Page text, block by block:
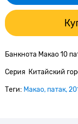
Банкнота Макао 10
Серия Китайский
Теги: Макао патак